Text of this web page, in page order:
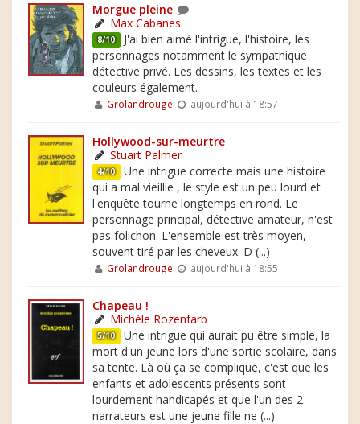
Morgue pleine
Max Cabanes
8/10 J'ai bien aimé l'intrigue, l'histoire, les
personnages notamment le sympathique
détective privé. Les dessins, les textes et les
couleurs également.
Grolandrouge aujourd'hui à 18:57
Hollywood-sur-meurtre
Stuart Palmer
4/10 Une intrigue correcte mais une histoire
qui a mal vieillie , le style est un peu lourd et
l'enquête tourne longtemps en rond. Le
personnage principal, détective amateur, n'est
pas folichon. L'ensemble est très moyen,
souvent tiré par les cheveux. D (...)
Grolandrouge aujourd'hui à 18:55
Chapeau !
Michèle Rozenfarb
5/10 Une intrigue qui aurait pu être simple, la
mort d'un jeune lors d'une sortie scolaire, dans
sa tente. Là où ça se complique, c'est que les
enfants et adolescents présents sont
lourdement handicapés et que l'un des 2
narrateurs est une jeune fille ne (...)